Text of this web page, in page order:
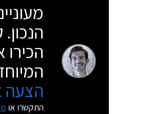
הצעה
התקשרו או